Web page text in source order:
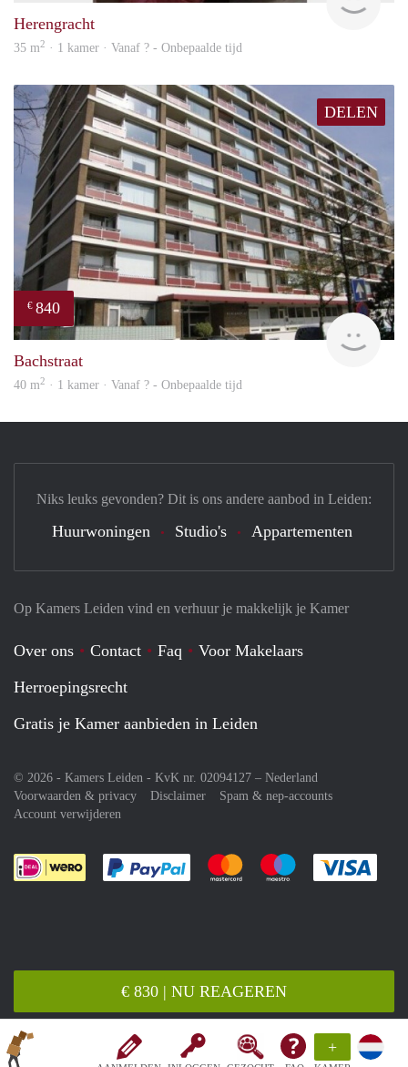
+
€ 830 | NU REAGEREN
Herengracht
35 m2 · 1 kamer · Vanaf ? - Onbepaalde tijd
DELEN
€ 840
rent
Bachstraat
40 m2 · 1 kamer · Vanaf ? - Onbepaalde tijd
Op Kamers Leiden vind en verhuur je makkelijk je Kamer
Over ons Contact Faq
Voor Makelaars
Herroepingsrecht
Gratis je Kamer aanbieden in Leiden
© 2026 - Kamers Leiden - KvK nr. 02094127 – Nederland
Voorwaarden & privacy
Disclaimer
Spam & nep-accounts
Account verwijderen
Je rekent gemakkelijk af met Paypal
Je rekent gemakkelijk af met
Je rekent
Niks leuks gevonden? Dit is ons andere aanbod in Leiden:
Huurwoningen Studio's Appartementen